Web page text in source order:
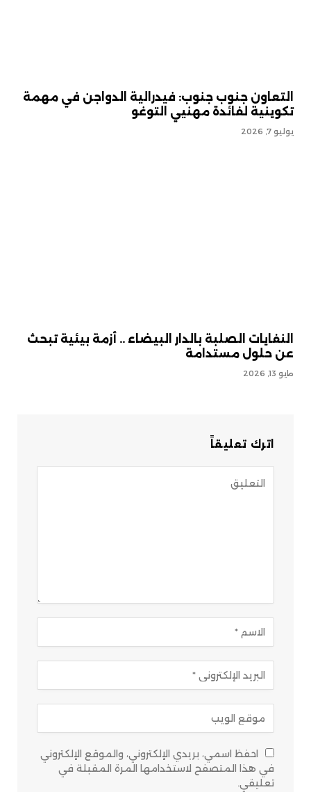
التعاون جنوب جنوب: فيدرالية الدواجن في مهمة
تكوينية لفائدة مهنيي التوغو
يوليو 7, 2026
النفايات الصلبة بالدار البيضاء .. أزمة بيئية تبحث
عن حلول مستدامة
مايو 13, 2026
اترك تعليقاً
احفظ اسمي، بريدي الإلكتروني، والموقع الإلكتروني
في هذا المتصفح لاستخدامها المرة المقبلة في
تعليقي.